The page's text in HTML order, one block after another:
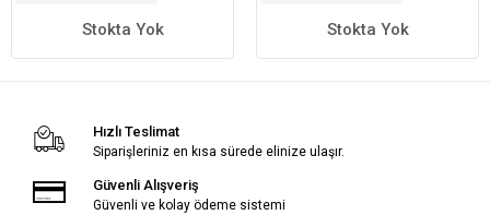
Stokta Yok Stokta Yok
Hızlı Teslimat
Siparişleriniz en kısa sürede elinize ulaşır.
Güvenli Alışveriş
Güvenli ve kolay ödeme sistemi